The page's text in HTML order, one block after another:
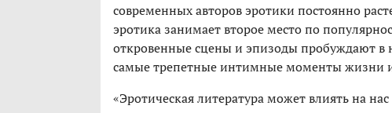
современных авторов эротики постоянно
эротика занимает второе место по
откровенные сцены и эпизоды пробуждают
самые трепетные интимные моменты жизни
«Эротическая литература может влиять на